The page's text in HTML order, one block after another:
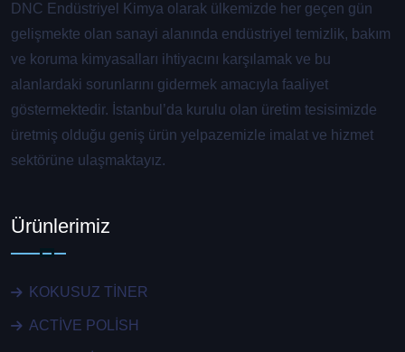
DNC Endüstriyel Kimya olarak ülkemizde her geçen gün
gelişmekte olan sanayi alanında endüstriyel temizlik, bakım
ve koruma kimyasalları ihtiyacını karşılamak ve bu
alanlardaki sorunlarını gidermek amacıyla faaliyet
göstermektedir. İstanbul’da kurulu olan üretim tesisimizde
üretmiş olduğu geniş ürün yelpazemizle imalat ve hizmet
sektörüne ulaşmaktayız.
Ürünlerimiz
KOKUSUZ TİNER
ACTİVE POLİSH